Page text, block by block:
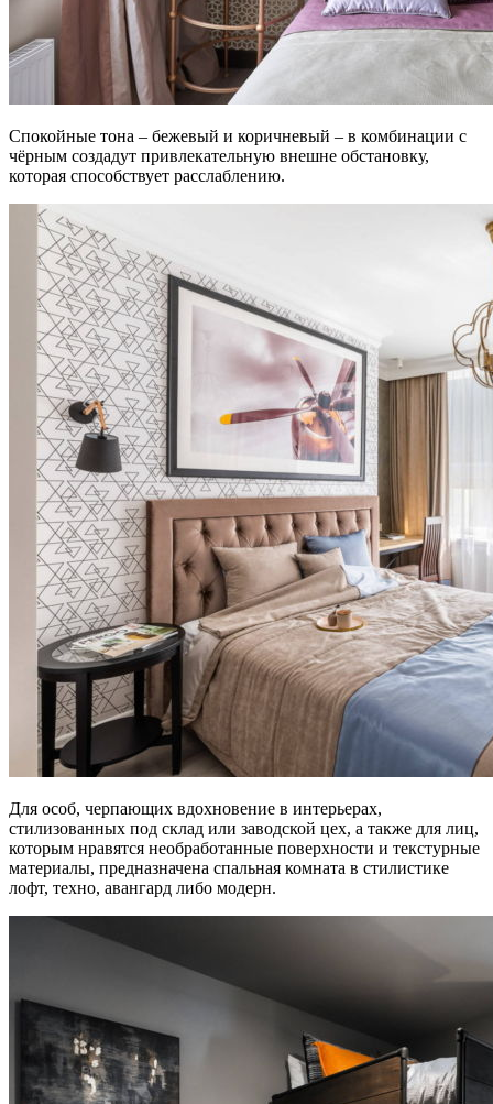
Спокойные тона – бежевый и коричневый – в комбинации с
чёрным создадут привлекательную внешне обстановку,
которая способствует расслаблению.
Для особ, черпающих вдохновение в интерьерах,
стилизованных под склад или заводской цех, а также для лиц,
которым нравятся необработанные поверхности и текстурные
материалы, предназначена спальная комната в стилистике
лофт, техно, авангард либо модерн.